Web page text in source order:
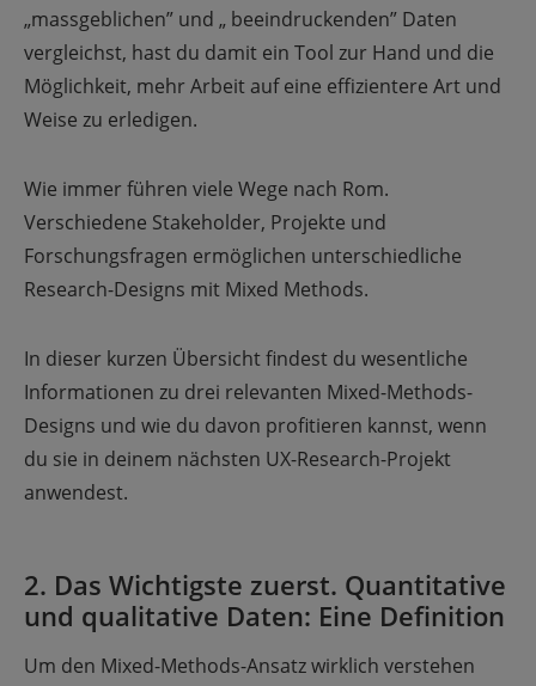
„massgeblichen” und „ beeindruckenden” Daten
vergleichst, hast du damit ein Tool zur Hand und die
Möglichkeit, mehr Arbeit auf eine effizientere Art und
Weise zu erledigen.
Wie immer führen viele Wege nach Rom.
Verschiedene Stakeholder, Projekte und
Forschungsfragen ermöglichen unterschiedliche
Research-Designs mit Mixed Methods.
In dieser kurzen Übersicht findest du wesentliche
Informationen zu drei relevanten Mixed-Methods-
Designs und wie du davon profitieren kannst, wenn
du sie in deinem nächsten UX-Research-Projekt
anwendest.
2. Das Wichtigste zuerst. Quantitative
und qualitative Daten: Eine Definition
Um den Mixed-Methods-Ansatz wirklich verstehen